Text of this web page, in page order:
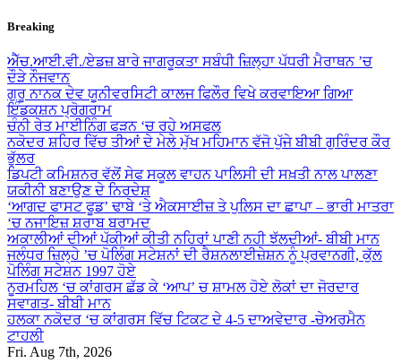
Skip
content
Breaking
ਐੱਚ.ਆਈ.ਵੀ./ਏਡਜ਼ ਬਾਰੇ ਜਾਗਰੂਕਤਾ ਸਬੰਧੀ ਜ਼ਿਲ੍ਹਾ ਪੱਧਰੀ ਮੈਰਾਥਨ ’ਚ
ਦੌੜੇ ਨੌਜਵਾਨ
ਗੁਰੂ ਨਾਨਕ ਦੇਵ ਯੂਨੀਵਰਸਿਟੀ ਕਾਲਜ ਫਿਲੌਰ ਵਿਖੇ ਕਰਵਾਇਆ ਗਿਆ
ਇੰਡਕਸ਼ਨ ਪ੍ਰੋਗਰਾਮ
ਚੰਨੀ ਰੇਤ ਮਾਈਨਿੰਗ ਫੜਨ ‘ਚ ਰਹੇ ਅਸਫਲ
ਨਕੋਦਰ ਸ਼ਹਿਰ ਵਿੱਚ ਤੀਆਂ ਦੇ ਮੇਲੇ ਮੁੱਖ ਮਹਿਮਾਨ ਵੱਜੋ ਪੁੱਜੇ ਬੀਬੀ ਗੁਰਿੰਦਰ ਕੌਰ
ਭੁੱਲਰ
ਡਿਪਟੀ ਕਮਿਸ਼ਨਰ ਵੱਲੋਂ ਸੇਫ ਸਕੂਲ ਵਾਹਨ ਪਾਲਿਸੀ ਦੀ ਸਖ਼ਤੀ ਨਾਲ ਪਾਲਣਾ
ਯਕੀਨੀ ਬਣਾਉਣ ਦੇ ਨਿਰਦੇਸ਼
‘ਆਗਦ ਫਾਸਟ ਫੂਡ’ ਢਾਬੇ ‘ਤੇ ਐਕਸਾਈਜ਼ ਤੇ ਪੁਲਿਸ ਦਾ ਛਾਪਾ – ਭਾਰੀ ਮਾਤਰਾ
‘ਚ ਨਜਾਇਜ਼ ਸ਼ਰਾਬ ਬਰਾਮਦ
ਅਕਾਲੀਆਂ ਦੀਆਂ ਪੱਕੀਆਂ ਕੀਤੀ ਨਹਿਰਾਂ ਪਾਣੀ ਨਹੀ ਝੱਲਦੀਆਂ- ਬੀਬੀ ਮਾਨ
ਜਲੰਧਰ ਜ਼ਿਲ੍ਹੇ ’ਚ ਪੋਲਿੰਗ ਸਟੇਸ਼ਨਾਂ ਦੀ ਰੈਸ਼ਨਲਾਈਜ਼ੇਸ਼ਨ ਨੂੰ ਪ੍ਰਵਾਨਗੀ, ਕੁੱਲ
ਪੋਲਿੰਗ ਸਟੇਸ਼ਨ 1997 ਹੋਏ
ਨੂਰਮਹਿਲ ‘ਚ ਕਾਂਗਰਸ ਛੱਡ ਕੇ ‘ਆਪ’ ਚ ਸ਼ਾਮਲ ਹੋਏ ਲੋਕਾਂ ਦਾ ਜੋਰਦਾਰ
ਸਵਾਗਤ- ਬੀਬੀ ਮਾਨ
ਹਲਕਾ ਨਕੋਦਰ ‘ਚ ਕਾਂਗਰਸ ਵਿੱਚ ਟਿਕਟ ਦੇ 4-5 ਦਾਅਵੇਦਾਰ -ਚੇਅਰਮੈਨ
ਟਾਹਲੀ
Fri. Aug 7th, 2026